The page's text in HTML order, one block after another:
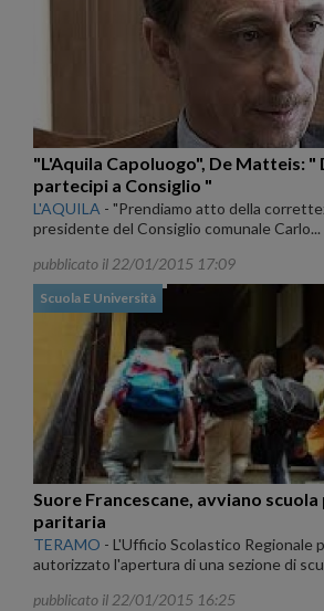
"L'Aquila Capoluogo", De Matteis: "
partecipi a Consiglio "
L'AQUILA - "Prendiamo atto della
presidente del Consiglio comunale Carlo...
pubblicato il 22/01/2015 17:09
Scuola E Università
Suore Francescane, avviano
paritaria
TERAMO - L'Ufficio Scolastico Regionale
autorizzato l'apertura di una sezione di
pubblicato il 22/01/2015 16:25